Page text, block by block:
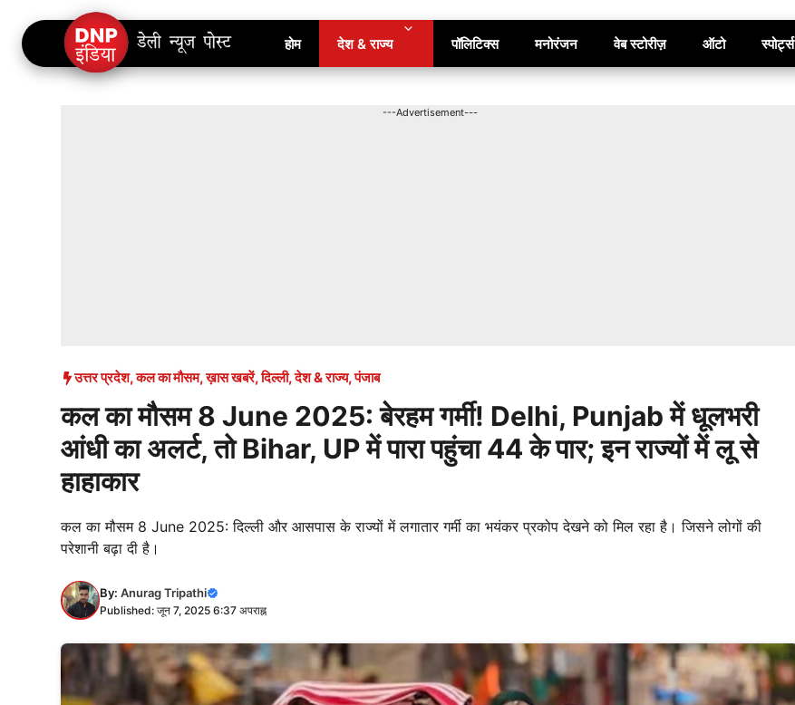
Skip
content
होम देश & राज्य पॉलिटिक्स मनोरंजन वेब स्टोरीज़ ऑटो स्पोर्ट्स
---Advertisement---
उत्तर प्रदेश,कल का मौसम,ख़ास खबरें,दिल्ली,देश & राज्य,पंजाब
कल का मौसम 8 June 2025: बेरहम गर्मी! Delhi, Punjab में धूलभरी
आंधी का अलर्ट, तो Bihar, UP में पारा पहुंचा 44 के पार; इन राज्यों में लू से
हाहाकार
कल का मौसम 8 June 2025: दिल्ली और आसपास के राज्यों में लगातार गर्मी का भयंकर प्रकोप देखने को मिल रहा है। जिसने लोगों की
परेशानी बढ़ा दी है।
By: Anurag Tripathi
Published: जून 7, 2025 6:37 अपराह्न